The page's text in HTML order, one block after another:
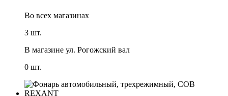
Во всех магазинах
3 шт.
В магазине ул. Рогожский вал
0 шт.